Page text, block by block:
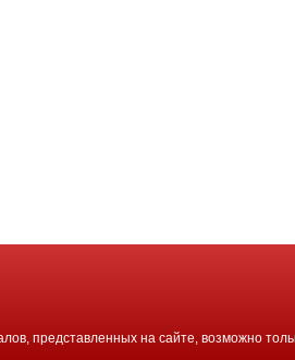
представленных на сайте, возможно